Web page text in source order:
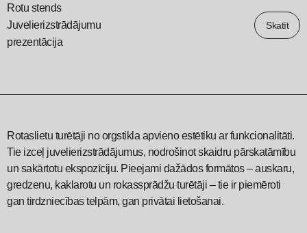
Rotu stends
Juvelierizstrādājumu
prezentācija
Skatīt
Rotaslietu turētāji no orgstikla apvieno estētiku ar funkcionalitāti.
Tie izceļ juvelierizstrādājumus, nodrošinot skaidru pārskatāmību
un sakārtotu ekspozīciju. Pieejami dažādos formātos – auskaru,
gredzenu, kaklarotu un rokassprādžu turētāji – tie ir piemēroti
gan tirdzniecības telpām, gan privātai lietošanai.